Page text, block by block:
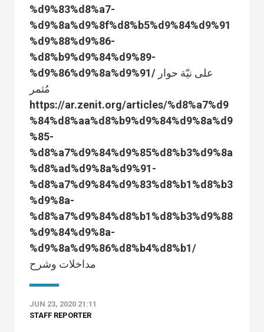
%d9%83%d8%a7-
%d9%8a%d9%8f%d8%b5%d9%84%d9%91
%d9%88%d9%86-
%d8%b9%d9%84%d9%89-
%d9%86%d9%8a%d9%91/ على نيّة حوار
مُثمر
https://ar.zenit.org/articles/%d8%a7%d9
%84%d8%aa%d8%b9%d9%84%d9%8a%d9
%85-
%d8%a7%d9%84%d9%85%d8%b3%d9%8a
%d8%ad%d9%8a%d9%91-
%d8%a7%d9%84%d9%83%d8%b1%d8%b3
%d9%8a-
%d8%a7%d9%84%d8%b1%d8%b3%d9%88
%d9%84%d9%8a-
%d9%8a%d9%86%d8%b4%d8%b1/
JUN 23, 2020 21:11
STAFF REPORTER